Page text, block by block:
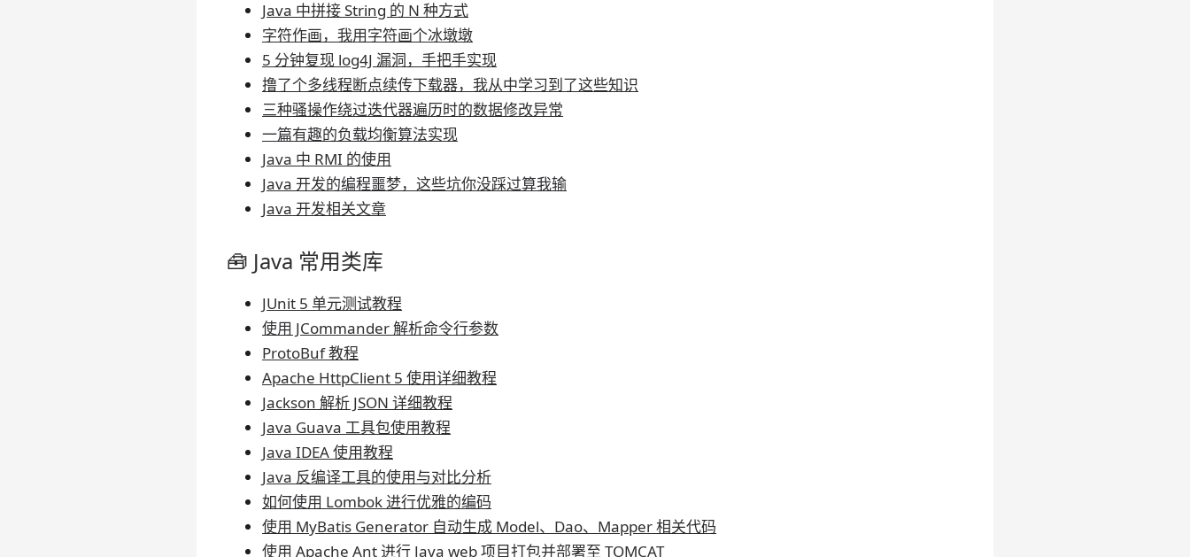
Java 中拼接 String 的 N 种方式
字符作画，我用字符画个冰墩墩
5 分钟复现 log4J 漏洞，手把手实现
撸了个多线程断点续传下载器，我从中学习到了这些知识
三种骚操作绕过迭代器遍历时的数据修改异常
一篇有趣的负载均衡算法实现
Java 中 RMI 的使用
Java 开发的编程噩梦，这些坑你没踩过算我输
Java 开发相关文章
🧰 Java 常用类库
JUnit 5 单元测试教程
使用 JCommander 解析命令行参数
ProtoBuf 教程
Apache HttpClient 5 使用详细教程
Jackson 解析 JSON 详细教程
Java Guava 工具包使用教程
Java IDEA 使用教程
Java 反编译工具的使用与对比分析
如何使用 Lombok 进行优雅的编码
使用 MyBatis Generator 自动生成 Model、Dao、Mapper 相关代码
使用 Apache Ant 进行 Java web 项目打包并部署至 TOMCAT